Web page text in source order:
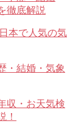
徹底解説
本で人気の気
・結婚・気象
収・お天気検
！